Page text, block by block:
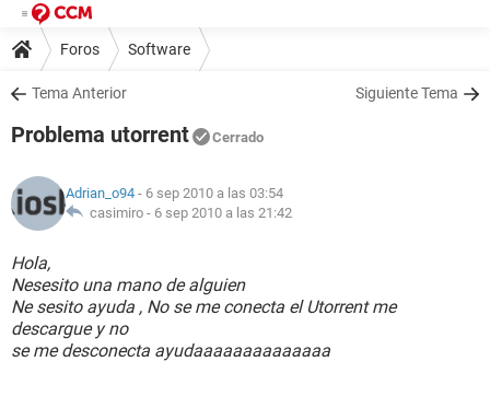
Foros Software
Tema Anterior Siguiente Tema
Problema utorrent Cerrado
Adrian_o94 - 6 sep 2010 a las 03:54
casimiro - 6 sep 2010 a las 21:42
Hola,
Nesesito una mano de alguien
Ne sesito ayuda , No se me conecta el Utorrent me
descargue y no
se me desconecta ayudaaaaaaaaaaaaaa